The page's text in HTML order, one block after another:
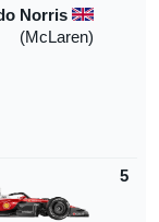
Norris
(
McLaren
)
5